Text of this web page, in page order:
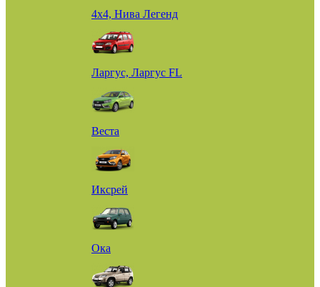
4х4, Нива Легенд
Ларгус, Ларгус FL
Веста
Иксрей
Ока